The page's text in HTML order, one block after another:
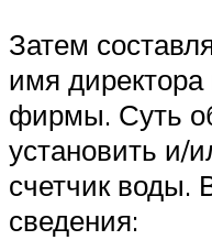
Затем
имя
фирмы. Суть
установить и/
счетчик воды.
сведения: